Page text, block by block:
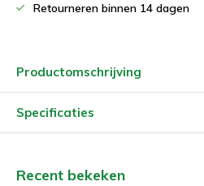
Retourneren binnen 14 dagen
Productomschrijving
Specificaties
Recent bekeken